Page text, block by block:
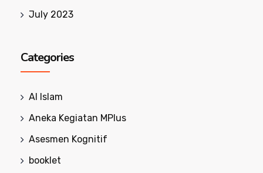
July 2023
Categories
Al Islam
Aneka Kegiatan MPlus
Asesmen Kognitif
booklet